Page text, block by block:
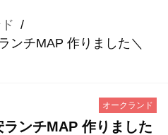
ンチMAP 作りました＼
オークランド
ンチMAP 作りました